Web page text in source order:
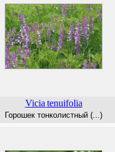
Vicia tenuifolia
Горошек тонколистный (...)